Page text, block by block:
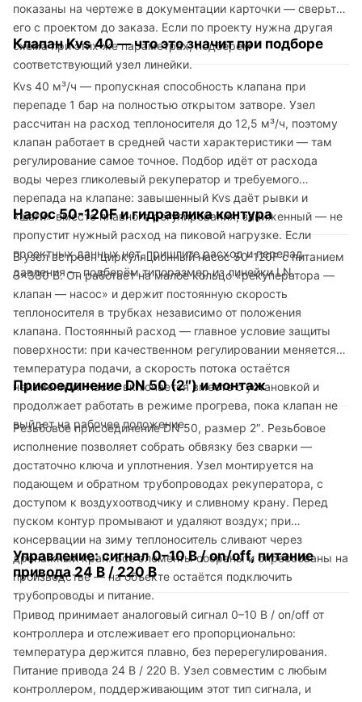
показаны на чертеже в документации карточки — сверьте
его с проектом до заказа. Если по проекту нужна другая
схема при этих же параметрах, подберём
соответствующий узел линейки.
Клапан Kvs 40 — что это значит при подборе
Kvs 40 м³/ч — пропускная способность клапана при
перепаде 1 бар на полностью открытом затворе. Узел
рассчитан на расход теплоносителя до 12,5 м³/ч, поэтому
клапан работает в средней части характеристики — там
регулирование самое точное. Подбор идёт от расхода
воды через гликолевый рекуператор и требуемого
перепада на клапане: завышенный Kvs даёт рывки и
«шаги» вместо плавного регулирования, заниженный — не
пропустит нужный расход на пиковой нагрузке. Если
проектных данных нет, пришлите расход и перепад
давления — подберём типоразмер из линейки LN.
Насос 50-120F и гидравлика контура
В узел встроен циркуляционный насос 50-120F с питанием
3×380 В. Он работает на малое кольцо «рекуператора —
клапан — насос» и держит постоянную скорость
теплоносителя в трубках независимо от положения
клапана. Постоянный расход — главное условие защиты
поверхности: при качественном регулировании меняется
температура подачи, а скорость потока остаётся
неизменной. Насос включается вместе с установкой и
продолжает работать в режиме прогрева, пока клапан не
выйдет на рабочее положение.
Присоединение DN 50 (2″) и монтаж
Резьбовое присоединение DN 50, размер 2″. Резьбовое
исполнение позволяет собрать обвязку без сварки —
достаточно ключа и уплотнения. Узел монтируется на
подающем и обратном трубопроводах рекуператора, с
доступом к воздухоотводчику и сливному крану. Перед
пуском контур промывают и удаляют воздух; при
консервации на зиму теплоноситель сливают через
дренажный кран. Все элементы собраны и опрессованы на
производстве — на объекте остаётся подключить
трубопроводы и питание.
Управление: сигнал 0–10 В / on/off, питание
привода 24 В / 220 В
Привод принимает аналоговый сигнал 0–10 В / on/off от
контроллера и отслеживает его пропорционально:
температура держится плавно, без перерегулирования.
Питание привода 24 В / 220 В. Узел совместим с любым
контроллером, поддерживающим этот тип сигнала, и